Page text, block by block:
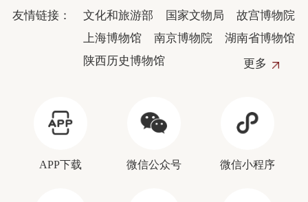
友情链接： 文化和旅游部 国家文物局
故宫博物院
上海博物馆
南京博物院
湖南省博物馆
陕西历史博物馆
更多
APP下载 微信公众号 微信小程序